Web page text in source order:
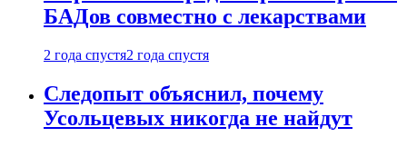
БАДов совместно с лекарствами
2 года спустя2 года спустя
Следопыт объяснил, почему
Усольцевых никогда не найдут